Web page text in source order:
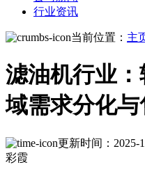
行业资讯
当前位置： 主
滤油机行业
域需求分化
更新时间：2025-
彩霞